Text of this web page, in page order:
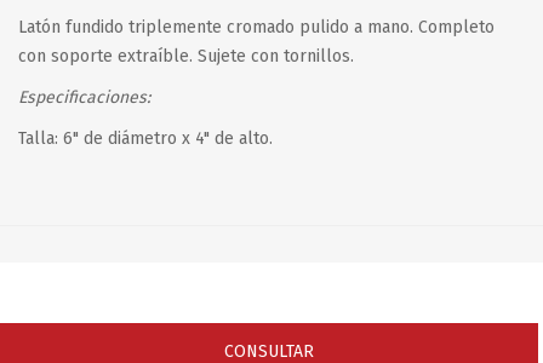
Latón fundido triplemente cromado pulido a mano. Completo
con soporte extraíble. Sujete con tornillos.
Especificaciones:
Talla: 6" de diámetro x 4" de alto.
CONSULTAR